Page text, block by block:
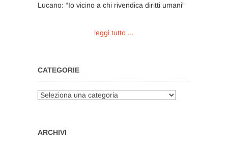
Lucano: “Io vicino a chi rivendica diritti umani”
leggi tutto ...
CATEGORIE
Categorie
ARCHIVI